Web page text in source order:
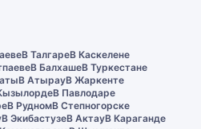
В ТалгареВ Каскелене
В БалхашеВ Туркестане
В АтырауВ Жаркенте
В Павлодаре
В РудномВ Степногорске
В ЭкибастузеВ АктауВ Караганде